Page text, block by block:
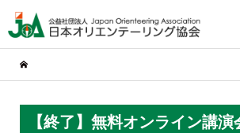
【終了】無料オンライン講